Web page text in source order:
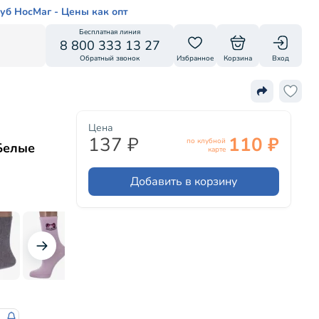
НосМаг - Цены как опт
Бесплатная линия
8 800 333 13 27
Обратный звонок Избранное Корзина Вход
Цена
137 ₽
по клубной
карте 110 ₽
Добавить в корзину